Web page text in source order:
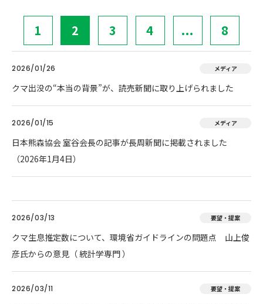
1 2 3 4 ... 8
2026/01/26 メディア
クマ出没の“本当の背景”が、読売新聞に取り上げられました
2026/01/15 メディア
日本熊森協会 室谷会長の記事が長周新聞に掲載されました
（2026年1月4日）
2026/03/13 要望・提案
クマ生息推定数について、環境省ガイドラインの問題点 山上俊
彦氏からの意見（ 統計学専門 ）
2026/03/11 要望・提案